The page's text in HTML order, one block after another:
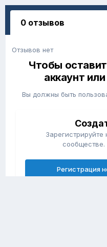
0 отзывов
Отзывов нет
Чтобы
аккаунт
Вы должны быть
сообществе.
Регистрация